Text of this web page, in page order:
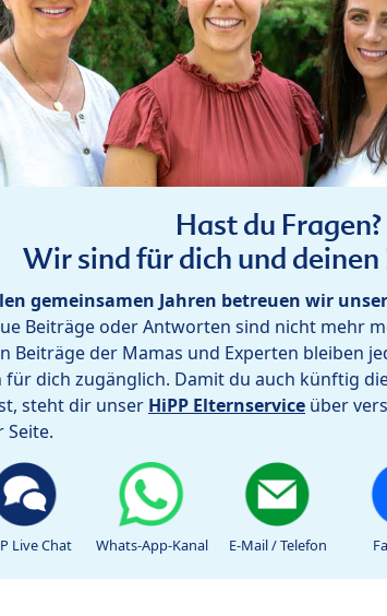
Hast du Fragen?
Wir sind für dich und
gemeinsamen Jahren betreuen wir
Beiträge oder Antworten sind nicht mehr
Beiträge der Mamas und Experten bleiben
dich zugänglich. Damit du auch künftig
steht dir unser HiPP Elternservice über
Seite.
Live Chat Whats-App-Kanal E-Mail / Telefon